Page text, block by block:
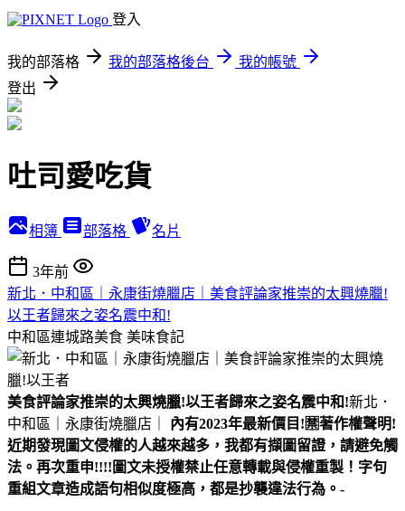
登入
我的部落格 我的部落格後台
我的帳號
登出
吐司愛吃貨
相簿 部落格 名片
3年前
新北．中和區｜永康街燒臘店｜美食評論家推崇的太興燒臘!
以王者歸來之姿名震中和!
中和區連城路美食 美味食記
美食評論家推崇的太興燒臘!以王者歸來之姿名震中和!新北．
中和區｜永康街燒臘店｜ 內有2023年最新價目!🈲著作權聲明!
近期發現圖文侵權的人越來越多，我都有擷圖留證，請避免觸
法。 再次重申!!!!圖文未授權禁止任意轉載與侵權重製！ 字句
重組文章造成語句相似度極高，都是抄襲違法行為。 -